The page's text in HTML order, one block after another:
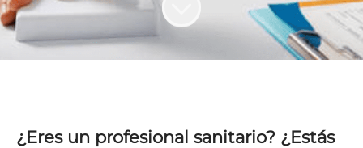
¿Eres un profesional sanitario? ¿Estás